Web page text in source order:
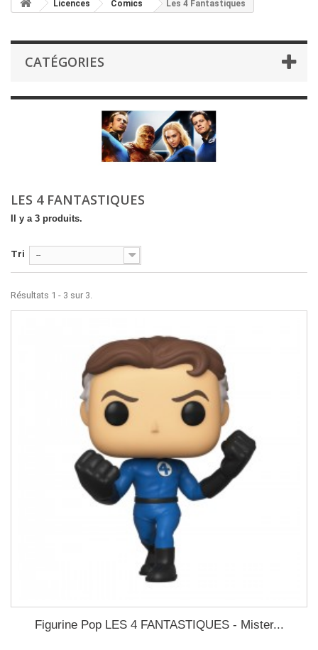
Licences Comics Les 4 Fantastiques
CATÉGORIES
LES 4 FANTASTIQUES
Il y a 3 produits.
Tri --
Résultats 1 - 3 sur 3.
Figurine Pop LES 4 FANTASTIQUES - Mister...